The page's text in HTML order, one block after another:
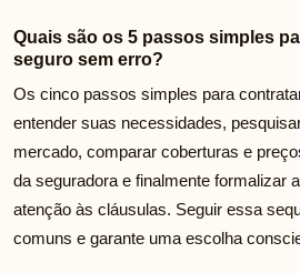
Quais são os 5 passos simples
seguro sem erro?
Os cinco passos simples para
entender suas necessidades,
mercado, comparar coberturas e
da seguradora e finalmente formalizar
atenção às cláusulas. Seguir essa
comuns e garante uma escolha